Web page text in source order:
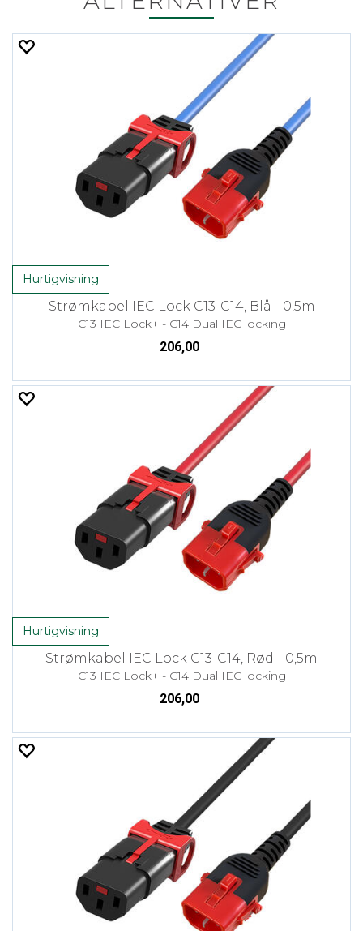
Hurtigvisning
Strømkabel IEC Lock C13-C14, Blå - 0,5m
C13 IEC Lock+ - C14 Dual IEC locking
206,00
Hurtigvisning
Strømkabel IEC Lock C13-C14, Rød - 0,5m
C13 IEC Lock+ - C14 Dual IEC locking
206,00